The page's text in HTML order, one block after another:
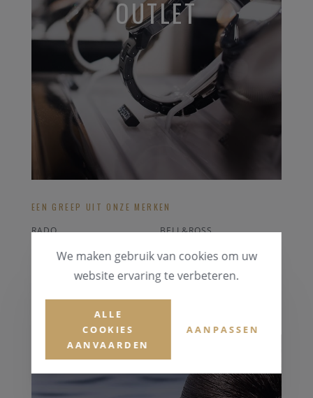
OUTLET
EEN GREEP UIT ONZE MERKEN
RADO
BELL&ROSS
ALLE OUTLET
We maken gebruik van cookies om uw
website ervaring te verbeteren.
ALLE
COOKIES
AANVAARDEN
AANPASSEN